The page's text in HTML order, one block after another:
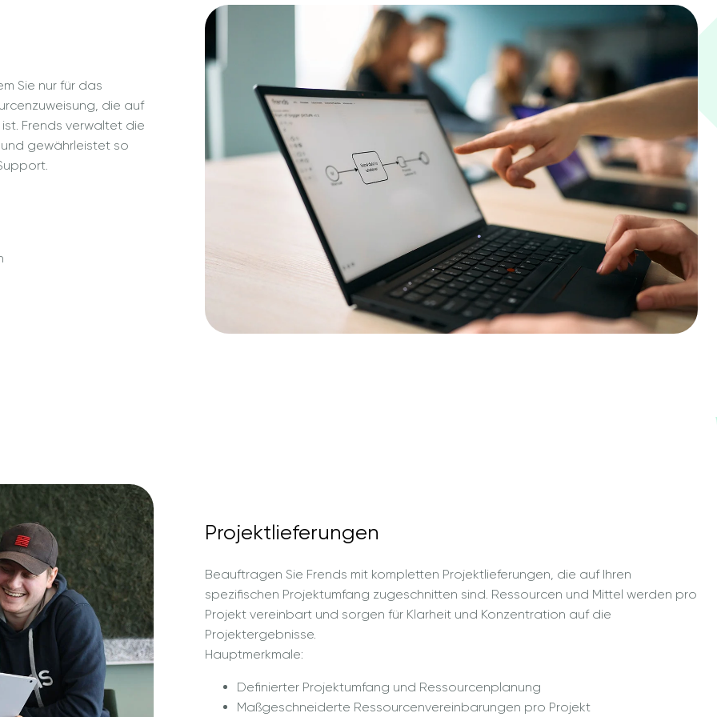
Sie nur für das
die auf
Frends verwaltet die
gewährleistet so
Projektlieferungen
Beauftragen Sie Frends mit kompletten Projektlieferungen, die auf Ihren
spezifischen Projektumfang zugeschnitten sind. Ressourcen und Mittel werden pro
Projekt vereinbart und sorgen für Klarheit und Konzentration auf die
Projektergebnisse.
Hauptmerkmale:
Definierter Projektumfang und Ressourcenplanung
Maßgeschneiderte Ressourcenvereinbarungen pro Projekt